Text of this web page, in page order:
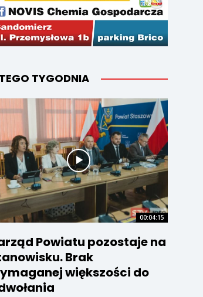
TYGODNIA
00:04:15
Powiatu pozostaje na
Brak
większości do